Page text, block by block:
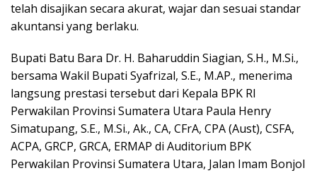
telah disajikan secara akurat, wajar dan sesuai standar
akuntansi yang berlaku.
Bupati Batu Bara Dr. H. Baharuddin Siagian, S.H., M.Si.,
bersama Wakil Bupati Syafrizal, S.E., M.AP., menerima
langsung prestasi tersebut dari Kepala BPK RI
Perwakilan Provinsi Sumatera Utara Paula Henry
Simatupang, S.E., M.Si., Ak., CA, CFrA, CPA (Aust), CSFA,
ACPA, GRCP, GRCA, ERMAP di Auditorium BPK
Perwakilan Provinsi Sumatera Utara, Jalan Imam Bonjol